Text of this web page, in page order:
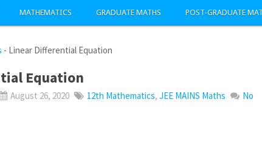
MATHEMATICS GRADUATE MATHS POST-GRADUATE
- Linear Differential Equation
Equation
August 26, 2020 12th Mathematics,JEE MAINS Maths
No